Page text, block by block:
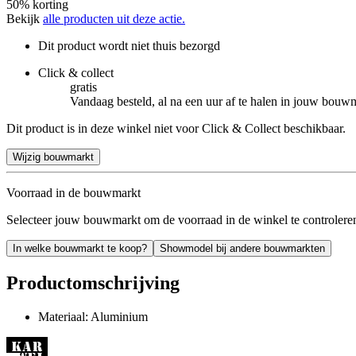
50% korting
Bekijk alle producten uit deze actie.
Dit product wordt niet thuis bezorgd
Click & collect
gratis
Vandaag besteld, al na een uur af te halen in jouw
Dit product is in deze winkel niet voor Click & Collect beschikbaar.
Wijzig bouwmarkt
Voorraad in de bouwmarkt
Selecteer jouw bouwmarkt om de voorraad in de winkel te
In welke bouwmarkt te koop? Showmodel bij andere bouwmarkten
Productomschrijving
Materiaal: Aluminium